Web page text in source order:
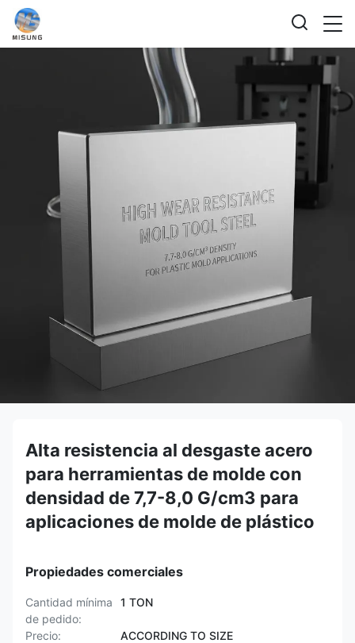
Alta resistencia al desgaste acero
para herramientas de molde con
densidad de 7,7-8,0 G/cm3 para
aplicaciones de molde de plástico
Propiedades comerciales
Cantidad mínima
de pedido:
1 TON
Precio:
ACCORDING TO SIZE